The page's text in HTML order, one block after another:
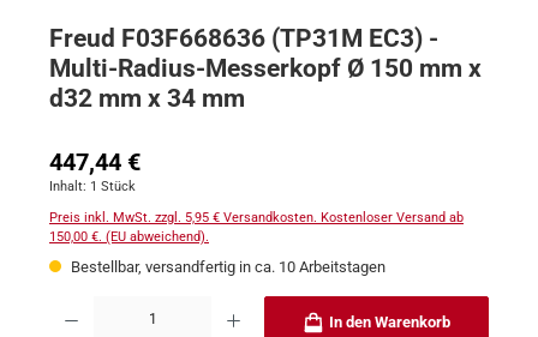
Freud F03F668636 (TP31M EC3) -
Multi-Radius-Messerkopf Ø 150 mm x
d32 mm x 34 mm
Regulärer Preis:
447,44 €
Inhalt: 1 Stück
Preis inkl. MwSt. zzgl. 5,95 € Versandkosten. Kostenloser Versand ab
150,00 €. (EU abweichend).
Bestellbar, versandfertig in ca. 10 Arbeitstagen
Produkt Anzahl: Gib den gewünschten Wert ein oder benutze die Schaltflächen
In den Warenkorb